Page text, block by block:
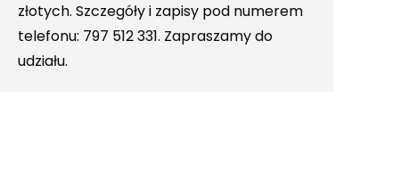
złotych. Szczegóły i zapisy pod numerem
telefonu: 797 512 331. Zapraszamy do
udziału.